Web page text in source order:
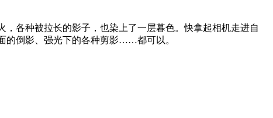
各种被拉长的影子，也染上了一层暮色。快拿起相机走进自
的倒影、强光下的各种剪影……都可以。